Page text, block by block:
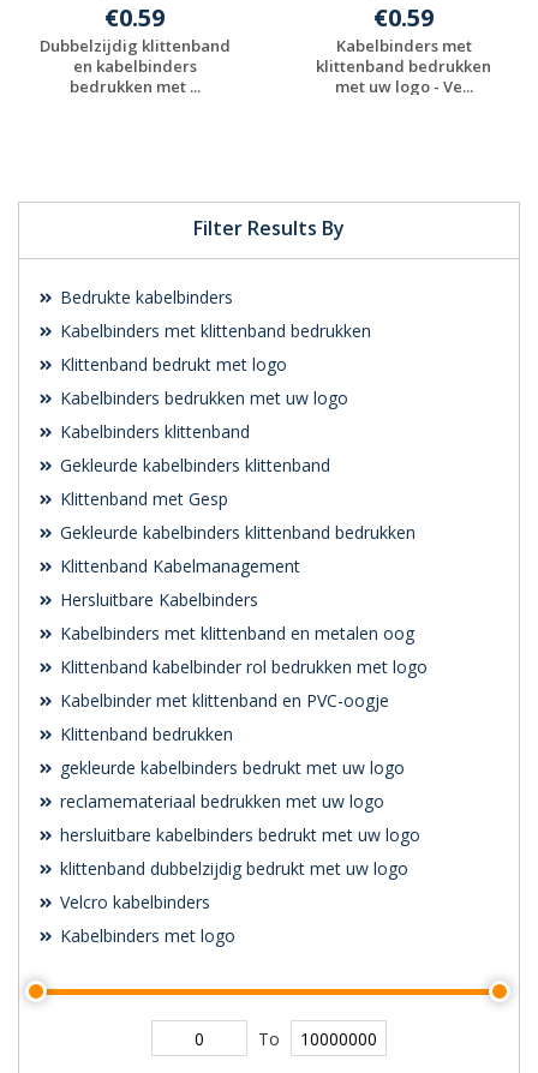
Filter Results By
Bedrukte kabelbinders
Kabelbinders met klittenband bedrukken
Klittenband bedrukt met logo
Kabelbinders bedrukken met uw logo
Kabelbinders klittenband
Gekleurde kabelbinders klittenband
Klittenband met Gesp
Gekleurde kabelbinders klittenband bedrukken
Klittenband Kabelmanagement
Hersluitbare Kabelbinders
Kabelbinders met klittenband en metalen oog
Klittenband kabelbinder rol bedrukken met logo
Kabelbinder met klittenband en PVC-oogje
Klittenband bedrukken
gekleurde kabelbinders bedrukt met uw logo
reclamemateriaal bedrukken met uw logo
hersluitbare kabelbinders bedrukt met uw logo
klittenband dubbelzijdig bedrukt met uw logo
Velcro kabelbinders
Kabelbinders met logo
To
€0.59
Dubbelzijdig klittenband
en kabelbinders
bedrukken met ...
€0.59
Kabelbinders met
klittenband bedrukken
met uw logo - Ve...